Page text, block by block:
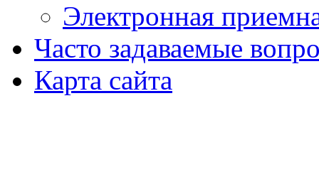
Электронная
Часто задаваемые
Карта сайта